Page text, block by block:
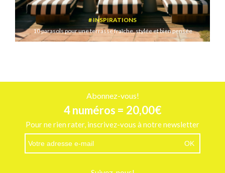
INSPIRATIONS
10 parasols pour une terrasse fraîche, stylée et bien pensée
Abonnez-vous!
4 numéros = 20,00€
Pour ne rien rater, inscrivez-vous à notre newsletter